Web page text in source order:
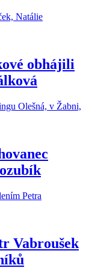
obhájili
Vabroušek